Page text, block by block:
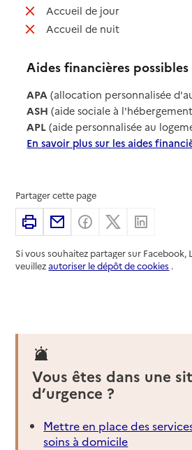
Accueil de jour: non disponible
Accueil de nuit: non disponible
Aides financières possibles
APA (allocation personnalisée
ASH (aide sociale à
APL (aide personnalisée au
En savoir plus sur les aides
Partager cette page
ImprimerPartager par email
Partager surPartager sur X
Si vous souhaitez partager sur Facebook,
veuillezautoriser le dépôt de cookies .
Vous êtes dans une
d’urgence ?
Mettre en place des
soins à domicile